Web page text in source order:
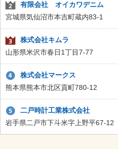
有限会社 オイカワデニム
宮城県気仙沼市本吉町蔵内83-1
株式会社キムラ
山形県米沢市春日1丁目7-77
株式会社マークス
熊本県熊本市北区貢町780-12
二戸時計工業株式会社
岩手県二戸市下斗米字上野平67-12